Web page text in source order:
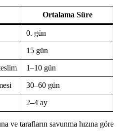
Ortalama Süre
0. gün
15 gün
1–10 gün
30–60 gün
2–4 ay
ve tarafların savunma hızına göre